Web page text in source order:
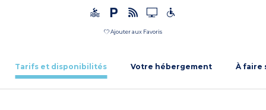
Ajouter aux Favoris
Tarifs et disponibilités Votre hébergement À faire